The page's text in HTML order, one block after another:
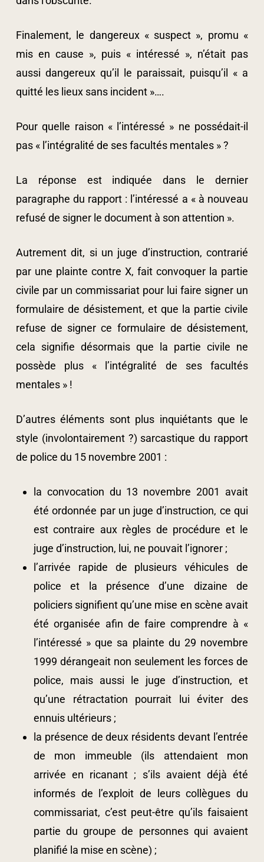
Finalement, le dangereux « suspect », promu «
mis en cause », puis « intéressé », n’était pas
aussi dangereux qu’il le paraissait, puisqu’il « a
quitté les lieux sans incident »….
Pour quelle raison « l’intéressé » ne possédait-il
pas « l’intégralité de ses facultés mentales » ?
La réponse est indiquée dans le dernier
paragraphe du rapport : l’intéressé a « à nouveau
refusé de signer le document à son attention ».
Autrement dit, si un juge d’instruction, contrarié
par une plainte contre X, fait convoquer la partie
civile par un commissariat pour lui faire signer un
formulaire de désistement, et que la partie civile
refuse de signer ce formulaire de désistement,
cela signifie désormais que la partie civile ne
possède plus « l’intégralité de ses facultés
mentales » !
D’autres éléments sont plus inquiétants que le
style (involontairement ?) sarcastique du rapport
de police du 15 novembre 2001 :
la convocation du 13 novembre 2001 avait
été ordonnée par un juge d’instruction, ce qui
est contraire aux règles de procédure et le
juge d’instruction, lui, ne pouvait l’ignorer ;
l’arrivée rapide de plusieurs véhicules de
police et la présence d’une dizaine de
policiers signifient qu’une mise en scène avait
été organisée afin de faire comprendre à «
l’intéressé » que sa plainte du 29 novembre
1999 dérangeait non seulement les forces de
police, mais aussi le juge d’instruction, et
qu’une rétractation pourrait lui éviter des
ennuis ultérieurs ;
la présence de deux résidents devant l’entrée
de mon immeuble (ils attendaient mon
arrivée en ricanant ; s’ils avaient déjà été
informés de l’exploit de leurs collègues du
commissariat, c’est peut-être qu’ils faisaient
partie du groupe de personnes qui avaient
planifié la mise en scène) ;